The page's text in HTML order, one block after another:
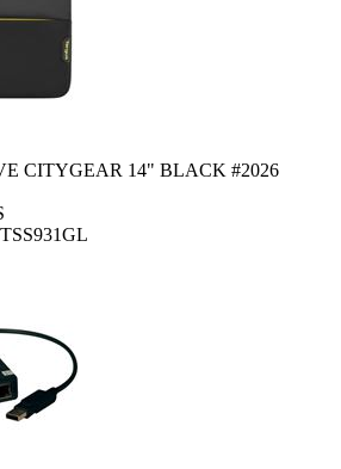
CITYGEAR 14" BLACK #2026